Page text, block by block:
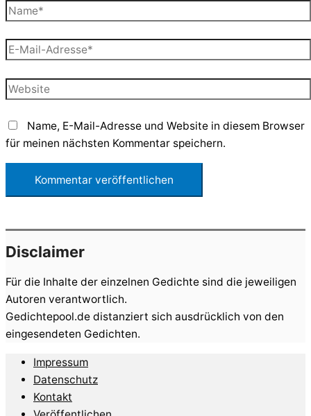
Name*
E-
Mail-
Adresse*
Website
Name, E-Mail-Adresse und Website in diesem Browser
für meinen nächsten Kommentar speichern.
Disclaimer
Für die Inhalte der einzelnen Gedichte sind die jeweiligen
Autoren verantwortlich.
Gedichtepool.de distanziert sich ausdrücklich von den
eingesendeten Gedichten.
Impressum
Datenschutz
Kontakt